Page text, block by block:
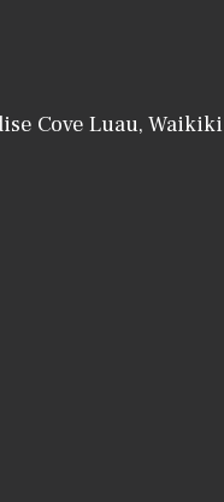
Cove Luau, Waikiki